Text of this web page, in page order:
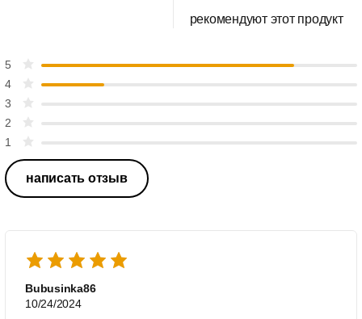
рекомендуют этот продукт
5
4
3
2
1
написать отзыв
Bubusinka86
10/24/2024